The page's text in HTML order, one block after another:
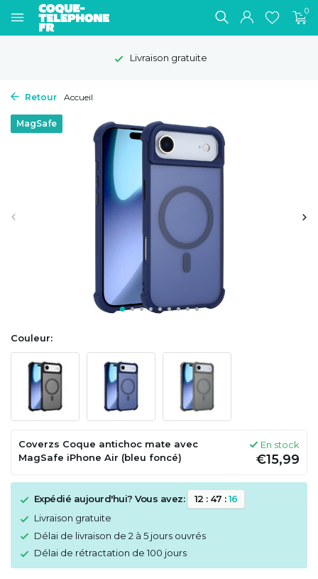
0
Livraison gratuite
Retour Accueil
MagSafe
Couleur:
Coverzs Coque antichoc mate avec
MagSafe iPhone Air (bleu foncé)
En stock
€15,99
Expédié aujourd'hui? Vous avez: 12 : 47 :16
Livraison gratuite
Délai de livraison de 2 à 5 jours ouvrés
Délai de rétractation de 100 jours